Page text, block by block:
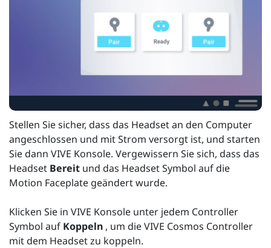
Stellen Sie sicher, dass das Headset an den Computer
angeschlossen und mit Strom versorgt ist, und starten
Sie dann VIVE Konsole. Vergewissern Sie sich, dass das
Headset Bereit und das Headset Symbol auf die
Motion Faceplate geändert wurde.
Klicken Sie in VIVE Konsole unter jedem Controller
Symbol auf Koppeln , um die VIVE Cosmos Controller
mit dem Headset zu koppeln.